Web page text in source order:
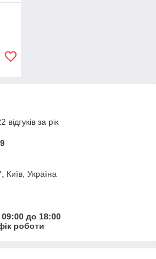
за рік
Київ, Україна
до 18:00
роботи